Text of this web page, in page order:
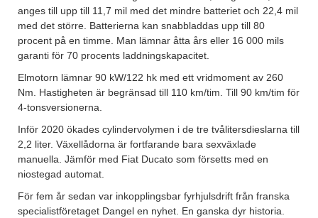
anges till upp till 11,7 mil med det mindre batteriet och 22,4 mil
med det större. Batterierna kan snabbladdas upp till 80
procent på en timme. Man lämnar åtta års eller 16 000 mils
garanti för 70 procents laddningskapacitet.
Elmotorn lämnar 90 kW/122 hk med ett vridmoment av 260
Nm. Hastigheten är begränsad till 110 km/tim. Till 90 km/tim för
4-tonsversionerna.
Inför 2020 ökades cylindervolymen i de tre tvålitersdieslarna till
2,2 liter. Växellådorna är fortfarande bara sexväxlade
manuella. Jämför med Fiat Ducato som försetts med en
niostegad automat.
För fem år sedan var inkopplingsbar fyrhjulsdrift från franska
specialistföretaget Dangel en nyhet. En ganska dyr historia.